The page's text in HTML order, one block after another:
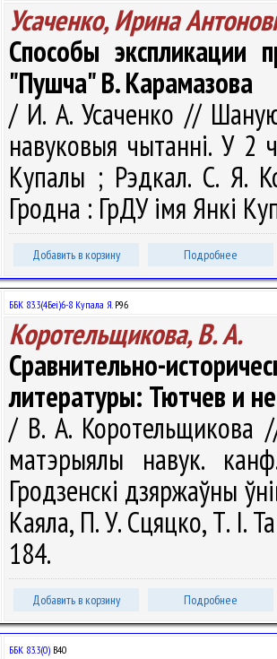
Усаченко, Ирина
Способы экспликации
"Пушча" В. Карамазова
/ И. А. Усаченко //
навуковыя чытаннi. У 2
Купалы ; Рэдкал. С. Я.
Гродна : ГрДУ імя Янкі
Добавить в корзину Подробнее
ББК 83.3(4Беі)6-8 Купала Я.Р96
Коротельщикова, В. А.
Сравнительно-
литературы: Тютчев и
/ В. А. Коротельщикова //
матэрыялы навук.
Гродзенскi дзяржаўны
Каяла, П. У. Сцяцко, Т. І.
184.
Добавить в корзину Подробнее
ББК 83.3(0) В40